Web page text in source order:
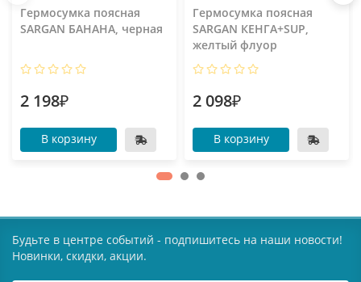
Гермосумка поясная
SARGAN БАНАНА, черная
2 198₽
В корзину
Гермосумка поясная
SARGAN КЕНГА+SUP,
желтый флуор
2 098₽
В корзину
Будьте в центре событий - подпишитесь на наши новости!
Новинки, скидки, акции.